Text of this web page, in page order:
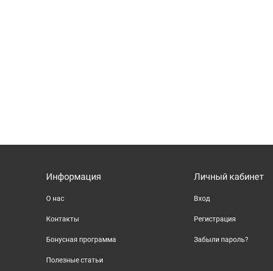
Информация
О нас
Контакты
Бонусная программа
Полезные статьи
Личный кабинет
Вход
Регистрация
Забыли пароль?